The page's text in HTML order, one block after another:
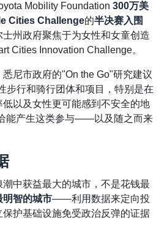
Mobility Foundation 300万美
Cities Challenge的半决赛入围
士州政府聚焦于为女性和女童创造
Cities Innovation Challenge。
尼市政府的"On the Go"研究建议
步行和骑行团体和项目，特别是在
以及女性更可能感到不安全的地
能产生这类参与——以及随之而来
中获益最大的城市，不是花钱最
明智的城市——利用数据来定向投
护基础设施免受政治反弹的证据